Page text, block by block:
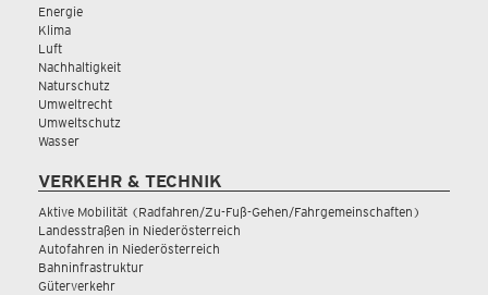
Energie
Klima
Luft
Nachhaltigkeit
Naturschutz
Umweltrecht
Umweltschutz
Wasser
VERKEHR & TECHNIK
Aktive Mobilität (Radfahren/Zu-Fuß-Gehen/Fahrgemeinschaften)
Landesstraßen in Niederösterreich
Autofahren in Niederösterreich
Bahninfrastruktur
Güterverkehr